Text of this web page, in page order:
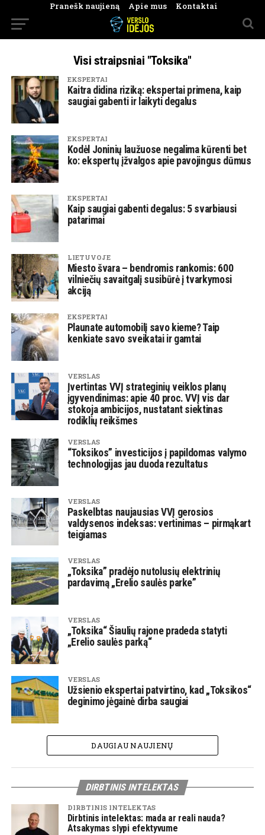
Pranešk naujieną Apie mus Kontaktai
Visi straipsniai "Toksika"
EKSPERTAI
Kaitra didina riziką: ekspertai primena, kaip
saugiai gabenti ir laikyti degalus
EKSPERTAI
Kodėl Joninių laužuose negalima kūrenti bet
ko: ekspertų įžvalgos apie pavojingus dūmus
EKSPERTAI
Kaip saugiai gabenti degalus: 5 svarbiausi
patarimai
LIETUVOJE
Miesto švara – bendromis rankomis: 600
vilniečių savaitgalį susibūrė į tvarkymosi
akciją
EKSPERTAI
Plaunate automobilį savo kieme? Taip
kenkiate savo sveikatai ir gamtai
VERSLAS
Įvertintas VVĮ strateginių veiklos planų
įgyvendinimas: apie 40 proc. VVĮ vis dar
stokoja ambicijos, nustatant siektinas
rodiklių reikšmes
VERSLAS
“Toksikos” investicijos į papildomas valymo
technologijas jau duoda rezultatus
VERSLAS
Paskelbtas naujausias VVĮ gerosios
valdysenos indeksas: vertinimas – pirmąkart
teigiamas
VERSLAS
„Toksika” pradėjo nutolusių elektrinių
pardavimą „Erelio saulės parke”
VERSLAS
„Toksika“ Šiaulių rajone pradeda statyti
„Erelio saulės parką“
VERSLAS
Užsienio ekspertai patvirtino, kad „Toksikos“
deginimo jėgainė dirba saugiai
DAUGIAU NAUJIENŲ
DIRBTINIS INTELEKTAS
DIRBTINIS INTELEKTAS
Dirbtinis intelektas: mada ar reali nauda?
Atsakymas slypi efektyvume